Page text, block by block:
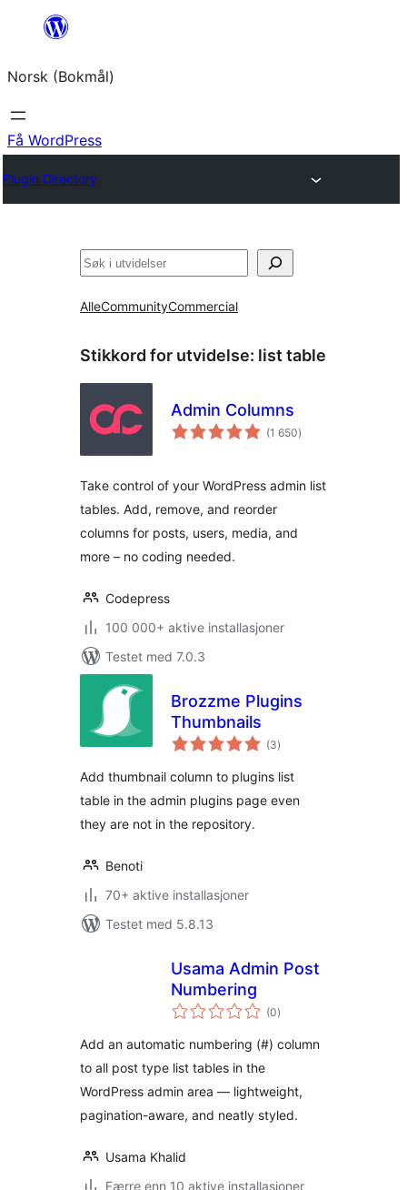
Hopp
innhold
Norsk (Bokmål)
Få WordPress
Plugin Directory
Søk
AlleCommunityCommercial
Stikkord for utvidelse: list table
Admin Columns
(1 650totale
vurderinger
)
Take control of your WordPress admin list
tables. Add, remove, and reorder
columns for posts, users, media, and
more – no coding needed.
Codepress
100 000+ aktive installasjoner
Testet med 7.0.3
Brozzme Plugins
Thumbnails
(3totale
vurderinger
)
Add thumbnail column to plugins list
table in the admin plugins page even
they are not in the repository.
Benoti
70+ aktive installasjoner
Testet med 5.8.13
Usama Admin Post
Numbering
(0totale
vurderinger
)
Add an automatic numbering (#) column
to all post type list tables in the
WordPress admin area — lightweight,
pagination-aware, and neatly styled.
Usama Khalid
Færre enn 10 aktive installasjoner